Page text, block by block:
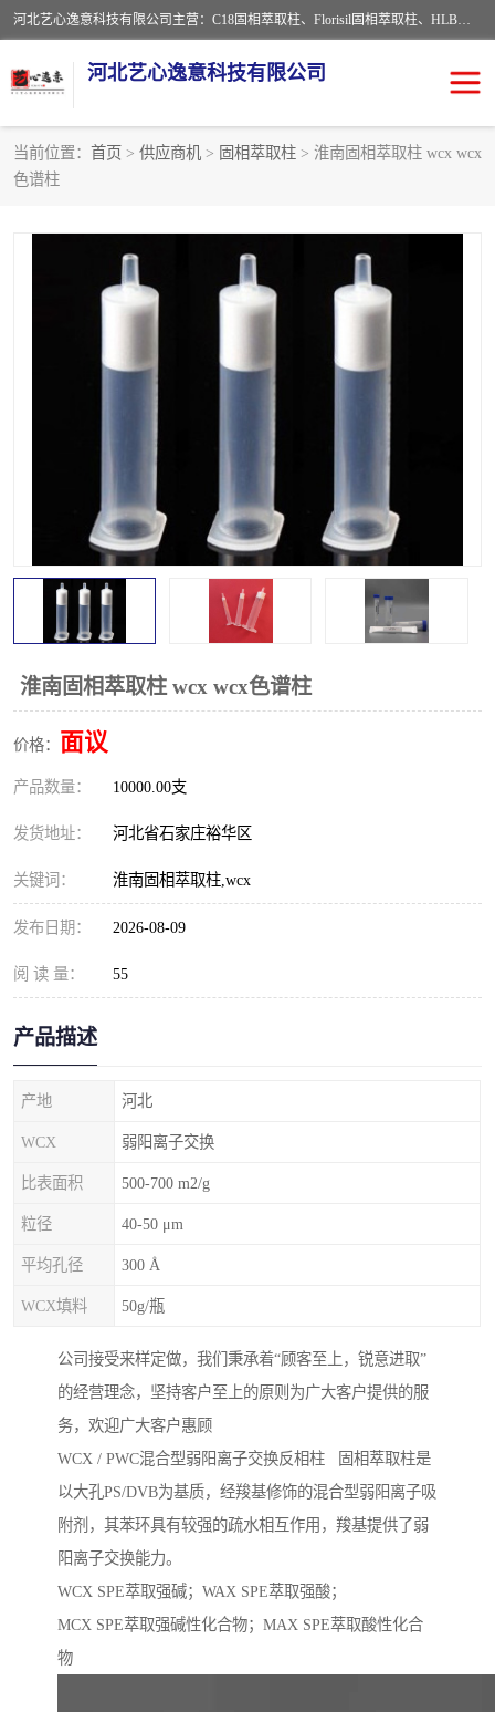
河北艺心逸意科技有限公司主营：C18固相萃取柱、Florisil固相萃取柱、HLB固相萃取柱、MCX固相萃取柱、QuEChERS、固相萃取空柱、针式过滤器 、固相萃取柱、黄曲霉毒素亲和柱。全国咨询热线：18630105913。河北艺心逸意科技有限公司接受来样定做，我们秉承着“顾客至上，锐意进取”的经营理念，坚持客户至上的原则为广大客户提供优质的服务，欢迎广大客户惠顾！免费咨询！
河北艺心逸意科技有限公司
当前位置： 首页 > 供应商机 > 固相萃取柱 > 淮南固相萃取柱 wcx wcx
色谱柱
淮南固相萃取柱 wcx wcx色谱柱
价格： 面议
产品数量： 10000.00支
发货地址： 河北省石家庄裕华区
关键词： 淮南固相萃取柱,wcx
发布日期： 2026-08-09
阅 读 量： 55
产品描述
产地 河北
WCX 弱阳离子交换
比表面积 500-700 m2/g
粒径 40-50 μm
平均孔径 300 Å
WCX填料 50g/瓶
公司接受来样定做，我们秉承着“顾客至上，锐意进取”
的经营理念，坚持客户至上的原则为广大客户提供的服
务，欢迎广大客户惠顾
WCX / PWC混合型弱阳离子交换反相柱 固相萃取柱是
以大孔PS/DVB为基质，经羧基修饰的混合型弱阳离子吸
附剂，其苯环具有较强的疏水相互作用，羧基提供了弱
阳离子交换能力。
WCX SPE萃取强碱；WAX SPE萃取强酸；
MCX SPE萃取强碱性化合物；MAX SPE萃取酸性化合
物
固相萃取柱
QuEChERS SPE填料
过滤器/滤膜
96孔板